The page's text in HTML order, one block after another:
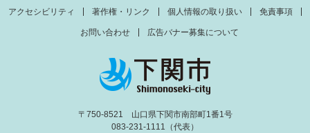
アクセシビリティ 著作権・リンク 個人情報の取り扱い 免責事項
お問い合わせ 広告バナー募集について
〒750-8521 山口県下関市南部町1番1号
083-231-1111（代表）